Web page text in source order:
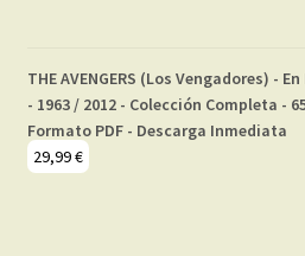
THE AVENGERS (Los Vengadores) -
- 1963 / 2012 - Colección Completa -
Formato PDF - Descarga Inmediata
29,99€